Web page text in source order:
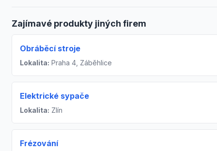
Zajímavé produkty jiných firem
Obráběcí stroje
Lokalita: Praha 4, Záběhlice
Elektrické sypače
Lokalita: Zlín
Frézování